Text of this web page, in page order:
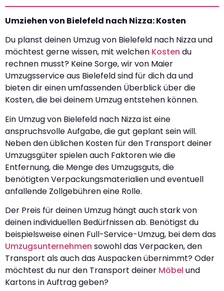
Umziehen von Bielefeld nach Nizza: Kosten
Du planst deinen Umzug von Bielefeld nach Nizza und
möchtest gerne wissen, mit welchen Kosten du
rechnen musst? Keine Sorge, wir von Maier
Umzugsservice aus Bielefeld sind für dich da und
bieten dir einen umfassenden Überblick über die
Kosten, die bei deinem Umzug entstehen können.
Ein Umzug von Bielefeld nach Nizza ist eine
anspruchsvolle Aufgabe, die gut geplant sein will.
Neben den üblichen Kosten für den Transport deiner
Umzugsgüter spielen auch Faktoren wie die
Entfernung, die Menge des Umzugsguts, die
benötigten Verpackungsmaterialien und eventuell
anfallende Zollgebühren eine Rolle.
Der Preis für deinen Umzug hängt auch stark von
deinen individuellen Bedürfnissen ab. Benötigst du
beispielsweise einen Full-Service-Umzug, bei dem das
Umzugsunternehmen sowohl das Verpacken, den
Transport als auch das Auspacken übernimmt? Oder
möchtest du nur den Transport deiner Möbel und
Kartons in Auftrag geben?